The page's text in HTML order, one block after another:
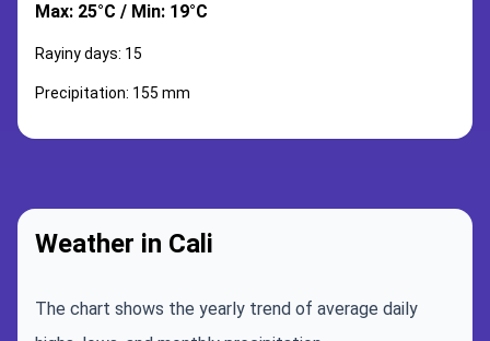
Max: 25°C / Min: 19°C
Rayiny days: 15
Precipitation: 155 mm
Weather in Cali
The chart shows the yearly trend of average daily